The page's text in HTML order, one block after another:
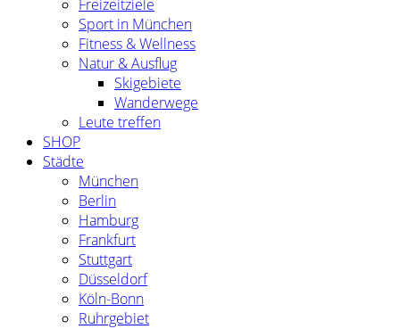
Freizeitziele
Sport in München
Fitness & Wellness
Natur & Ausflug
Skigebiete
Wanderwege
Leute treffen
SHOP
Städte
München
Berlin
Hamburg
Frankfurt
Stuttgart
Düsseldorf
Köln-Bonn
Ruhrgebiet